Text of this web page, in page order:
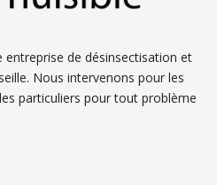
entreprise de désinsectisation et
Nous intervenons pour les
particuliers pour tout problème